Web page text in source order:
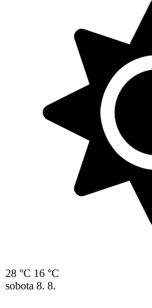
28 °C 16 °C
sobota 8. 8.